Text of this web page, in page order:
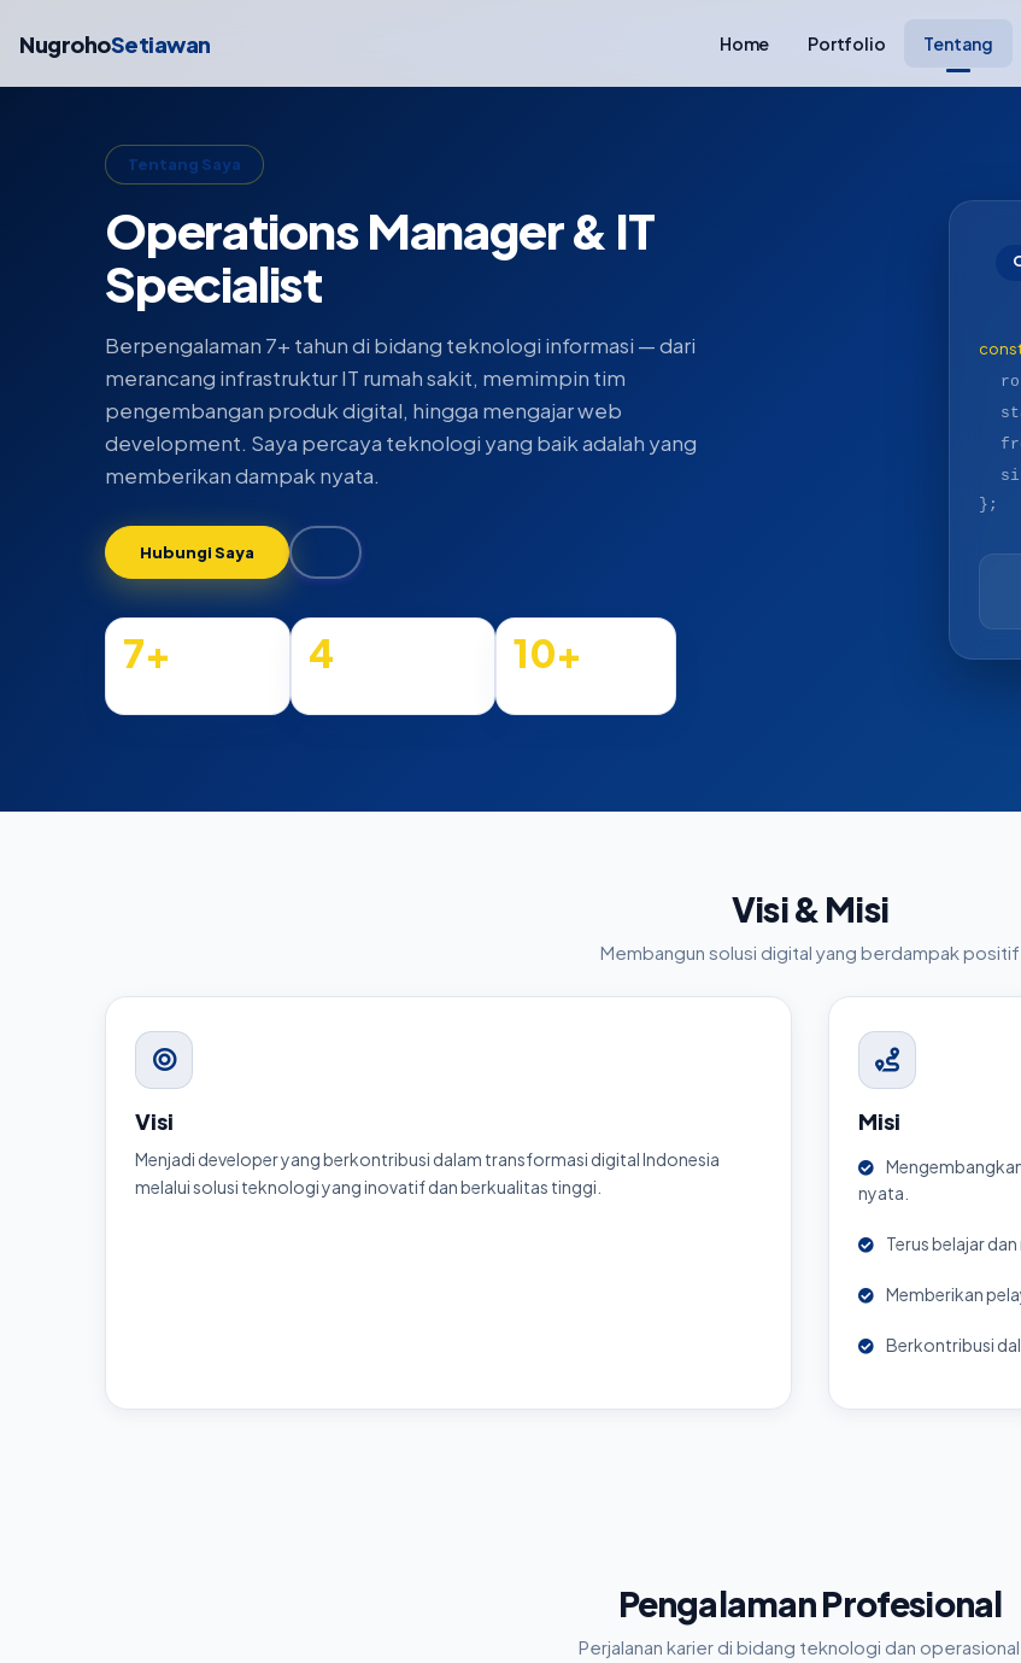
NugrohoSetiawan Home Portfolio Tentang
Tentang Saya
Operations Manager & IT
Specialist
Berpengalaman 7+ tahun di bidang teknologi informasi — dari
merancang infrastruktur IT rumah sakit, memimpin tim
pengembangan produk digital, hingga mengajar web
development. Saya percaya teknologi yang baik adalah yang
memberikan dampak nyata.
Hubungi Saya
7+ 4 10+
};
Visi & Misi
Membangun solusi digital yang berdampak positif
Visi
Menjadi developer yang berkontribusi dalam transformasi digital Indonesia
melalui solusi teknologi yang inovatif dan berkualitas tinggi.
Misi
nyata.
Terus belajar
Memberikan
Berkontribusi
Pengalaman Profesional
Perjalanan karier di bidang teknologi dan operasional